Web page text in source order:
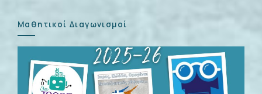
Μαθητικοί Διαγωνισμοί